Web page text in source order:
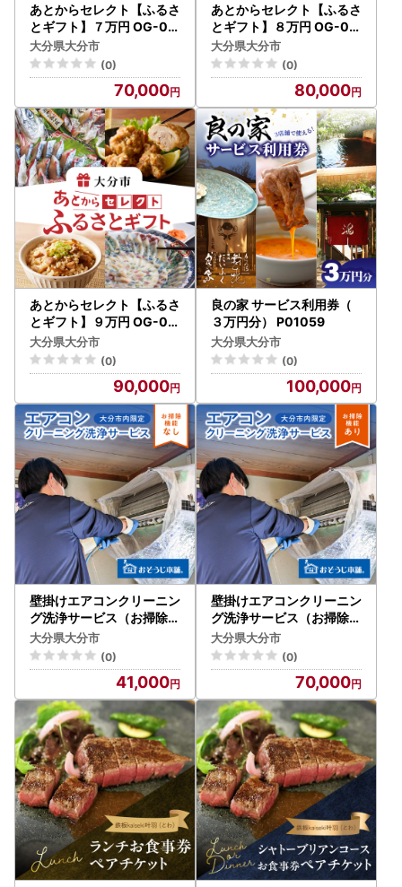
あとからセレクト【ふるさ
とギフト】７万円 OG-00
7
大分県大分市
(0)
70,000
あとからセレクト【ふるさ
とギフト】８万円 OG-00
8
大分県大分市
(0)
80,000
あとからセレクト【ふるさ
とギフト】９万円 OG-00
9
大分県大分市
(0)
90,000
良の家 サービス利用券（
３万円分） P01059
大分県大分市
(0)
100,000
壁掛けエアコンクリーニン
グ洗浄サービス（お掃除機
能なし）【大分市内の住居
限定】 P01060
大分県大分市
(0)
41,000
壁掛けエアコンクリーニン
グ洗浄サービス（お掃除機
能付き）【大分市内の住居
限定】 P01061
大分県大分市
(0)
70,000